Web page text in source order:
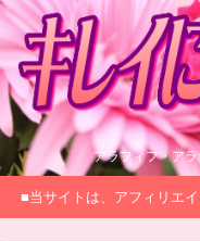
アラフィフ・ア
■当サイトは、アフィリエ